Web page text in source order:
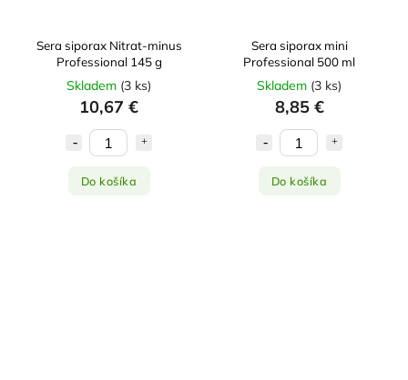
Sera siporax Nitrat-minus
Professional 145 g
Skladem (3 ks)
10,67 €
Do košíka
Sera siporax mini
Professional 500 ml
Skladem (3 ks)
8,85 €
Do košíka